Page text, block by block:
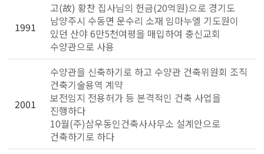
1991
고(故) 황찬 집사님의 헌금(20억원)으로 경기도
남양주시 수동면 운수리 소재 임마누엘 기도원이
있던 산야 6만5천여평을 매입하여 충신교회
수양관으로 사용
2001
수양관을 신축하기로 하고 수양관 건축위원회 조직
건축기술용역 계약
보전임지 전용허가 등 본격적인 건축 사업을
진행하다
10월(주)삼우동인건축사사무소 설계안으로
건축하기로 하다